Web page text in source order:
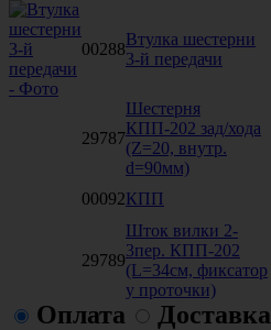
00288
Втулка шестерни
3-й передачи
29787
Шестерня
КПП-202 зад/хода
(Z=20, внутр.
d=90мм)
00092КПП
29789
Шток вилки 2-
3пер. КПП-202
(L=34см, фиксатор
у проточки)
Оплата Доставка